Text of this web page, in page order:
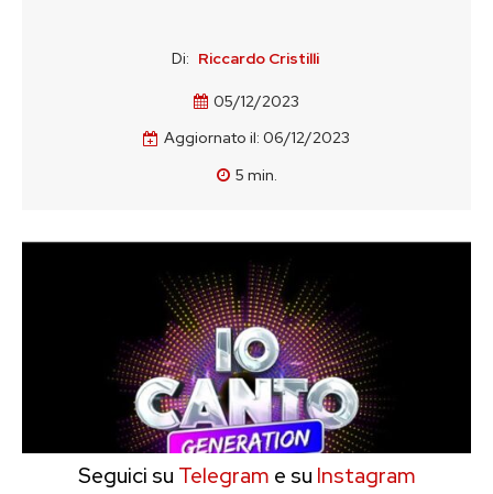
Di: Riccardo Cristilli
05/12/2023
Aggiornato il: 06/12/2023
5 min.
Seguici su Telegram e su Instagram